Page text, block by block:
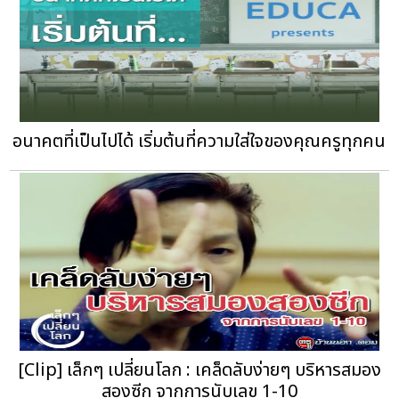
อนาคตที่เป็นไปได้ เริ่มต้นที่ความใส่ใจของคุณครูทุกคน
[Clip] เล็กๆ เปลี่ยนโลก : เคล็ดลับง่ายๆ บริหารสมอง
สองซีก จากการนับเลข 1-10